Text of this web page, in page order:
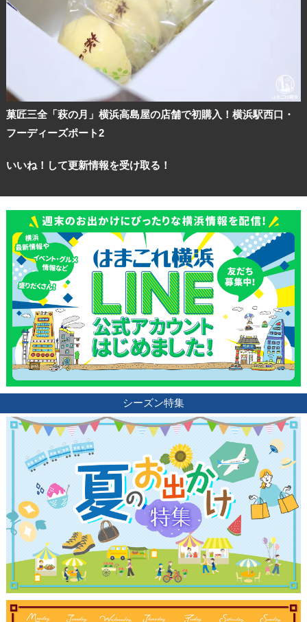
菓匠三全「萩の月」横浜高島屋の店舗で初購入！横浜駅西口・
フーディーズポート2
いいね！して更新情報を受け取る！
シーズン特集
観光ガイド
ランキング
ブログ記事
サイトについて